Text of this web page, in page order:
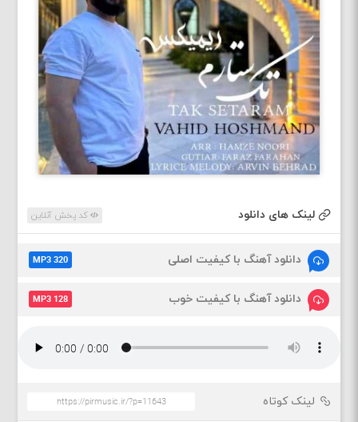
لینک های دانلود کد پخش آنلاین
دانلود آهنگ با کیفیت اصلی MP3 320
دانلود آهنگ با کیفیت خوب MP3 128
لینک کوتاه